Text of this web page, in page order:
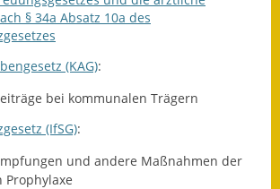
Gutachterausschuss
Mietspiegel
Rückstausicherung von
§ 34a Absatz 10a des
(KAG):
bei kommunalen Trägern
(IfSG):
und andere Maßnahmen der
Prophylaxe